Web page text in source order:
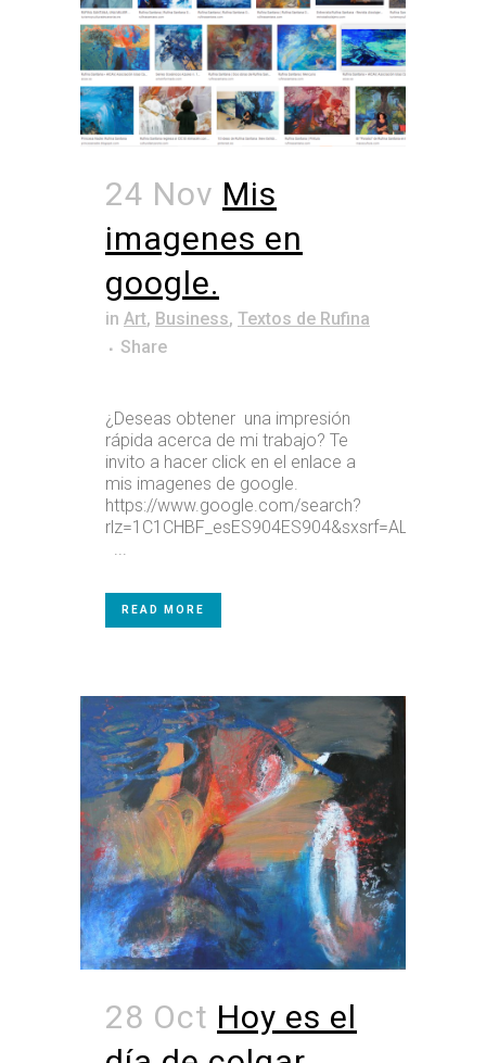
24 Nov Mis
imagenes en
google.
in Art, Business, Textos de Rufina
Share
¿Deseas obtener una impresión
rápida acerca de mi trabajo? Te
invito a hacer click en el enlace a
mis imagenes de google.
https://www.google.com/search?
...
READ MORE
28 Oct Hoy es el